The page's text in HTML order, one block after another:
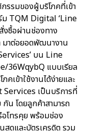
รรมของผู้บริโภคที่เข้า
ม TQM Digital ‘Line
งซื้อผ่านช่องทาง
มาต่อยอดพัฒนางาน
บน Line
แบบเรียล
เข้าใช้งานได้ง่ายและ
Services เป็นบริการที่
น โดยลูกค้าสามารถ
โทรคุย พร้อมช่อง
สดและบัตรเครดิต รวม